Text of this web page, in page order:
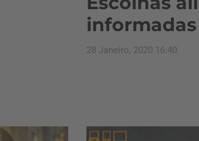
28 Janeiro, 2020 16:40